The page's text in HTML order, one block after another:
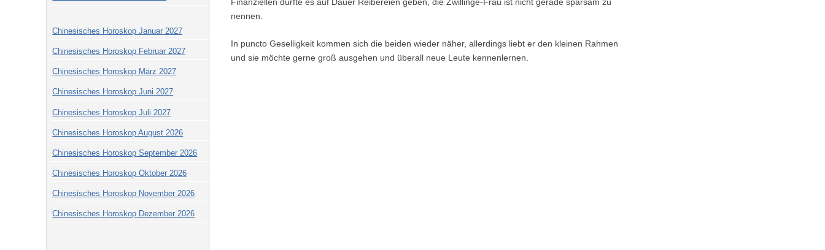
nennen.
In puncto Geselligkeit kommen sich die beiden wieder näher, allerdings liebt er den kleinen Rahmen
und sie möchte gerne groß ausgehen und überall neue Leute kennenlernen.
Chinesisches Horoskop Januar 2027
Chinesisches Horoskop Februar 2027
Chinesisches Horoskop März 2027
Chinesisches Horoskop Juni 2027
Chinesisches Horoskop Juli 2027
Chinesisches Horoskop August 2026
Chinesisches Horoskop September 2026
Chinesisches Horoskop Oktober 2026
Chinesisches Horoskop November 2026
Chinesisches Horoskop Dezember 2026